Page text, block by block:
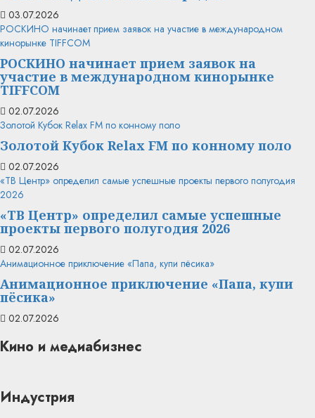
03.07.2026
РОСКИНО начинает прием заявок на участие в международном
кинорынке TIFFCOM
РОСКИНО начинает прием заявок на
участие в международном кинорынке
TIFFCOM
02.07.2026
Золотой Кубок Relax FM по конному поло
Золотой Кубок Relax FM по конному поло
02.07.2026
«ТВ Центр» определил самые успешные проекты первого полугодия
2026
«ТВ Центр» определил самые успешные
проекты первого полугодия 2026
02.07.2026
Анимационное приключение «Папа, купи пёсика»
Анимационное приключение «Папа, купи
пёсика»
02.07.2026
Кино и медиабизнес
Индустрия